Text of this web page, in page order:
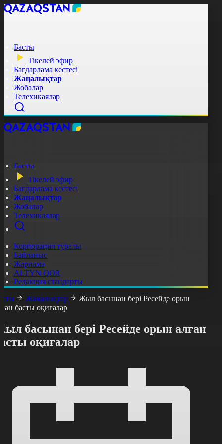
Басты
Тікелей эфир
Бағдарлама кестесі
Жаңалықтар
Жобалар
Телехикаялар
Басты
Тікелей эфир
Бағдарлама кестесі
Жаңалықтар
Жобалар
Телехикаялар
Корпорация туралы
Байланыс
Жарнама
ALTYN QOR
Редакция стандарты
Жаңалықтар
Жыл басынан бері Ресейде орын
басты оқиғалар
басынан бері Ресейде орын алған
оқиғалар